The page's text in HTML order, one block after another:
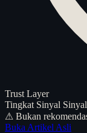
Trust Layer
Tingkat Sinyal
⚠ Bukan
Buka Artikel Asli